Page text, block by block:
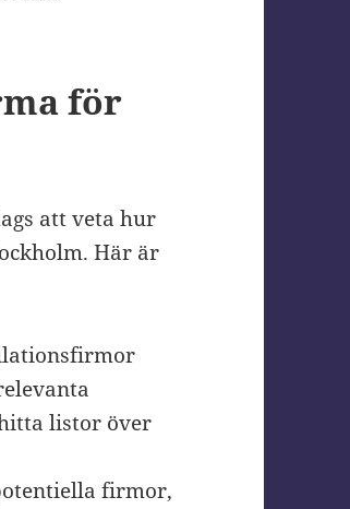
för
att veta hur
Här är
listor över
firmor,